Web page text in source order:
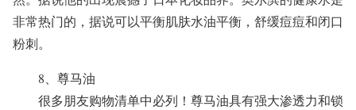
非常热门的，据说可以平衡肌肤水油平衡，舒缓痘痘和闭口
粉刺。
8、尊马油
很多朋友购物清单中必列！尊马油具有强大渗透力和锁